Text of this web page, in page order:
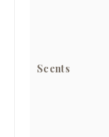
Scents